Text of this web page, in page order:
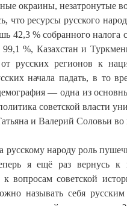
окраины, незатронутые
что ресурсы русского
42,3 % собранного налога
%, Казахстан и
от русских регионов к
начала падать, в то
— одна из
советской власти
и Валерий Соловьи
русскому народу роль
я ещё раз вернусь к
вопросам советской
называть себя